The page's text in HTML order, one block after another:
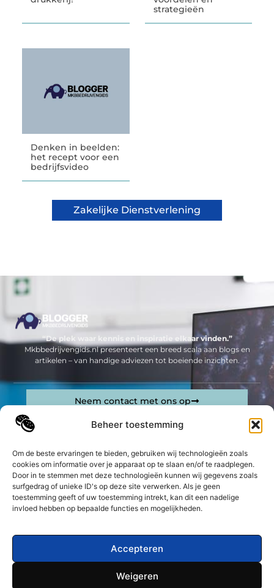
Beheer toestemming
Om de beste ervaringen te bieden, gebruiken wij technologieën zoals
cookies om informatie over je apparaat op te slaan en/of te raadplegen.
Door in te stemmen met deze technologieën kunnen wij gegevens zoals
surfgedrag of unieke ID's op deze site verwerken. Als je geen
toestemming geeft of uw toestemming intrekt, kan dit een nadelige
invloed hebben op bepaalde functies en mogelijkheden.
Accepteren
Weigeren
strategieën
Denken in beelden:
het recept voor een
bedrijfsvideo
Zakelijke Dienstverlening
“De plek waar kennis en inspiratie elkaar vinden.”
Mkbbedrijvengids.nl presenteert een breed scala aan blogs en
artikelen – van handige adviezen tot boeiende inzichten.
Sitelinks
De best gelezen stukken op een rij
Waar kun je Nox padel racket online kopen?
Tandarts Noordwijkerhout nodig? Kies voor kwaliteit
Vijverpomp en Opzetzwembad: Essentiële Producten
Neem contact met ons op